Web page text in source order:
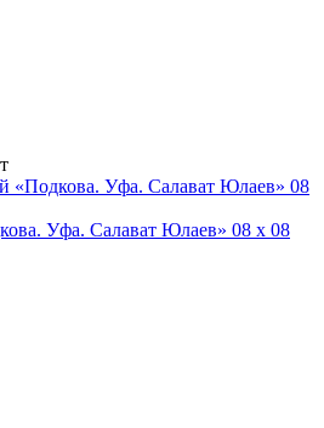
Уфа. Салават Юлаев» 08 х 08